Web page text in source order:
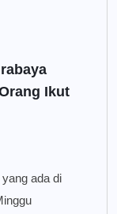
Ikut
ada di